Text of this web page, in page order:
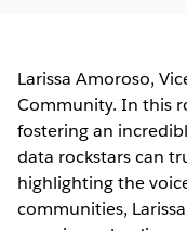
Larissa Amoroso,
Community. In this
fostering an
data rockstars can
highlighting the
communities,